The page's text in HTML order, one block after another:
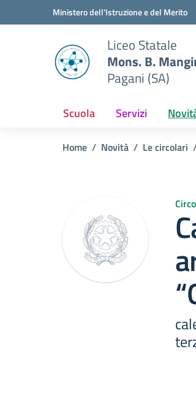
Vai ai contenuti
Vai al menu di navigazioneMinistero dell'Istruzione e del Merito
Liceo Statale
Mons. B.
Pagani (SA)
Scuola Servizi
Home Novità Le circolari